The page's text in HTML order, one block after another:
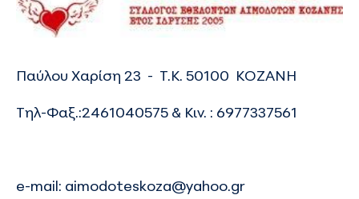
Παύλου Χαρίση 23 - Τ.Κ. 50100 ΚΟΖΑΝΗ
Τηλ-Φαξ.:2461040575 & Κιν. : 6977337561
e-mail: aimodoteskoza@yahoo.gr